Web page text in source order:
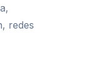
redes